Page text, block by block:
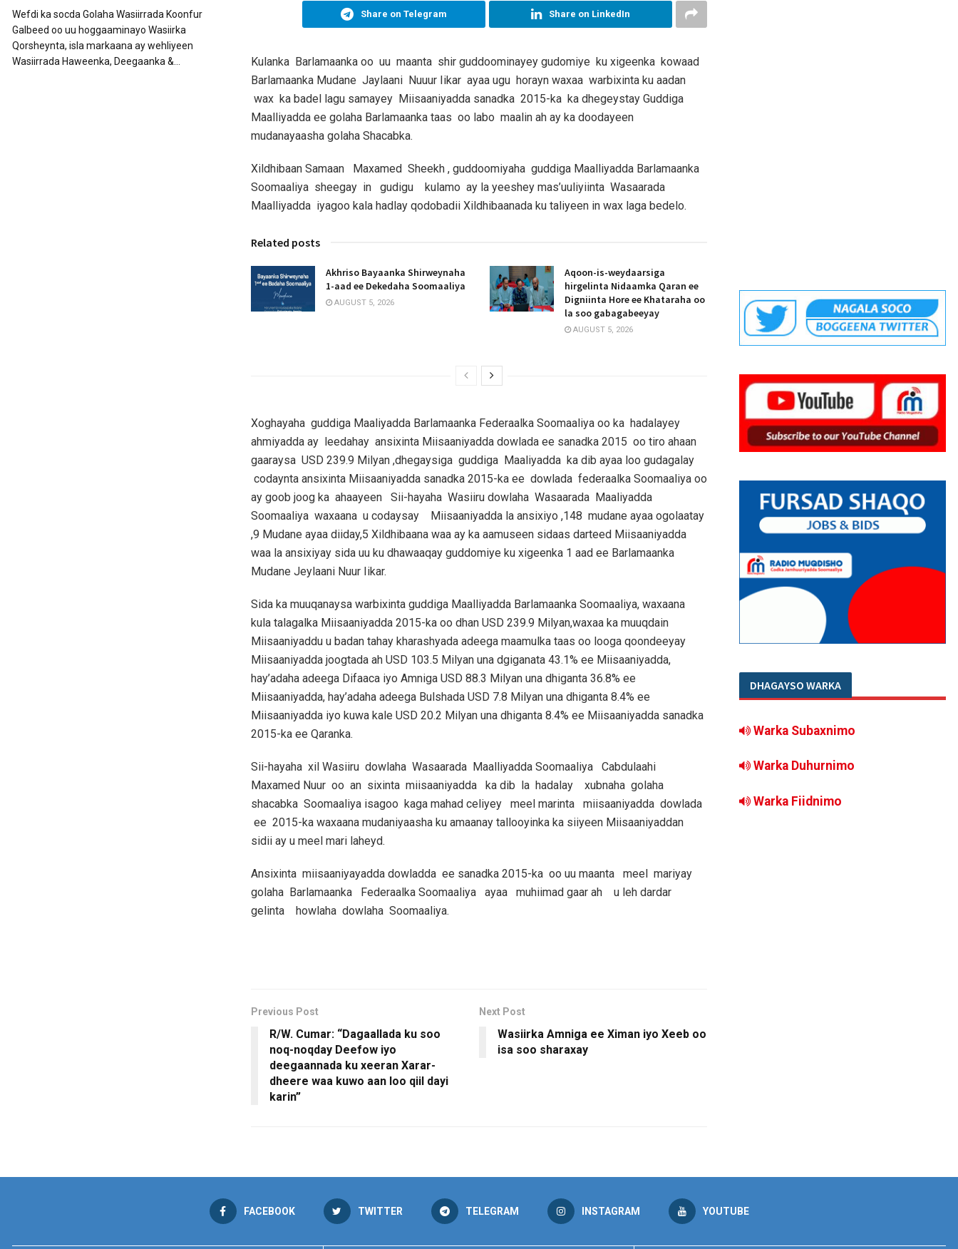
Share on Telegram Share on LinkedIn
Kulanka Barlamaanka oo uu maanta shir guddoominayey gudomiye ku xigeenka kowaad
Barlamaanka Mudane Jaylaani Nuuur Iikar ayaa ugu horayn waxaa warbixinta ku aadan
wax ka badel lagu samayey Miisaaniyadda sanadka 2015-ka ka dhegeystay Guddiga
Maalliyadda ee golaha Barlamaanka taas oo labo maalin ah ay ka doodayeen
mudanayaasha golaha Shacabka.
Xildhibaan Samaan Maxamed Sheekh , guddoomiyaha guddiga Maalliyadda Barlamaanka
Soomaaliya sheegay in gudigu kulamo ay la yeeshey mas’uuliyiinta Wasaarada
Maalliyadda iyagoo kala hadlay qodobadii Xildhibaanada ku taliyeen in wax laga bedelo.
Related posts
Akhriso Bayaanka Shirweynaha
1-aad ee Dekedaha Soomaaliya
AUGUST 5, 2026
Aqoon-is-weydaarsiga
hirgelinta Nidaamka Qaran ee
Digniinta Hore ee Khataraha oo
la soo gabagabeeyay
AUGUST 5, 2026
Xoghayaha guddiga Maaliyadda Barlamaanka Federaalka Soomaaliya oo ka hadalayey
ahmiyadda ay leedahay ansixinta Miisaaniyadda dowlada ee sanadka 2015 oo tiro ahaan
gaaraysa USD 239.9 Milyan ,dhegaysiga guddiga Maaliyadda ka dib ayaa loo gudagalay
codaynta ansixinta Miisaaniyadda sanadka 2015-ka ee dowlada federaalka Soomaaliya oo
ay goob joog ka ahaayeen Sii-hayaha Wasiiru dowlaha Wasaarada Maaliyadda
Soomaaliya waxaana u codaysay Miisaaniyadda la ansixiyo ,148 mudane ayaa ogolaatay
,9 Mudane ayaa diiday,5 Xildhibaana waa ay ka aamuseen sidaas darteed Miisaaniyadda
waa la ansixiyay sida uu ku dhawaaqay guddomiye ku xigeenka 1 aad ee Barlamaanka
Mudane Jeylaani Nuur Iikar.
Sida ka muuqanaysa warbixinta guddiga Maalliyadda Barlamaanka Soomaaliya, waxaana
kula talagalka Miisaaniyadda 2015-ka oo dhan USD 239.9 Milyan,waxaa ka muuqdain
Miisaaniyaddu u badan tahay kharashyada adeega maamulka taas oo looga qoondeeyay
Miisaaniyadda joogtada ah USD 103.5 Milyan una dgiganata 43.1% ee Miisaaniyadda,
hay’adaha adeega Difaaca iyo Amniga USD 88.3 Milyan una dhiganta 36.8% ee
Miisaaniyadda, hay’adaha adeega Bulshada USD 7.8 Milyan una dhiganta 8.4% ee
Miisaaniyadda iyo kuwa kale USD 20.2 Milyan una dhiganta 8.4% ee Miisaaniyadda sanadka
2015-ka ee Qaranka.
Sii-hayaha xil Wasiiru dowlaha Wasaarada Maalliyadda Soomaaliya Cabdulaahi
Maxamed Nuur oo an sixinta miisaaniyadda ka dib la hadalay xubnaha golaha
shacabka Soomaaliya isagoo kaga mahad celiyey meel marinta miisaaniyadda dowlada
ee 2015-ka waxaana mudaniyaasha ku amaanay tallooyinka ka siiyeen Miisaaniyaddan
sidii ay u meel mari laheyd.
Ansixinta miisaaniyayadda dowladda ee sanadka 2015-ka oo uu maanta meel mariyay
golaha Barlamaanka Federaalka Soomaaliya ayaa muhiimad gaar ah u leh dardar
gelinta howlaha dowlaha Soomaaliya.
Previous Post
R/W. Cumar: “Dagaallada ku soo
noq-noqday Deefow iyo
deegaannada ku xeeran Xarar-
dheere waa kuwo aan loo qiil dayi
karin”
Next Post
Wasiirka Amniga ee Ximan iyo Xeeb oo
isa soo sharaxay
Wefdi ka socda Golaha Wasiirrada Koonfur
Galbeed oo uu hoggaaminayo Wasiirka
Qorsheynta, isla markaana ay wehliyeen
Wasiirrada Haweenka, Deegaanka &...
DHAGAYSO WARKA
Warka Subaxnimo
Warka Duhurnimo
Warka Fiidnimo
FACEBOOK TWITTER TELEGRAM INSTAGRAM YOUTUBE